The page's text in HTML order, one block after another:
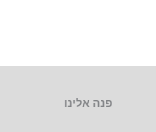
פנה אלינו